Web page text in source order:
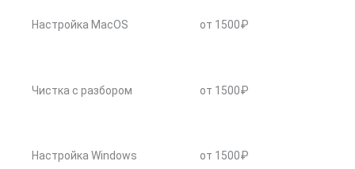
Настройка MacOS от 1500₽
Чистка с разбором от 1500₽
Настройка Windows от 1500₽